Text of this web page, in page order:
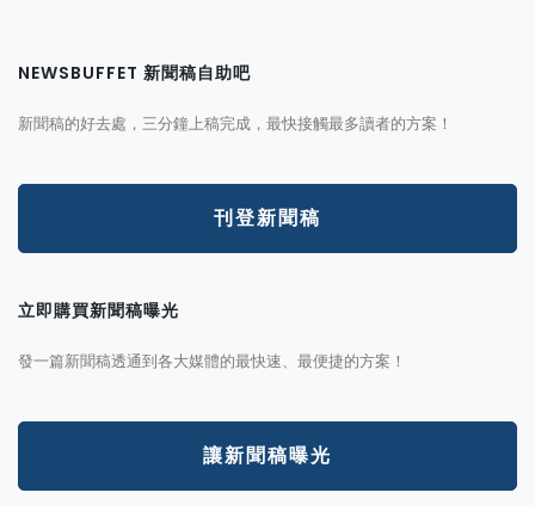
NEWSBUFFET 新聞稿自助吧
新聞稿的好去處，三分鐘上稿完成，最快接觸最多讀者的方案！
刊登新聞稿
立即購買新聞稿曝光
發一篇新聞稿透通到各大媒體的最快速、最便捷的方案！
讓新聞稿曝光